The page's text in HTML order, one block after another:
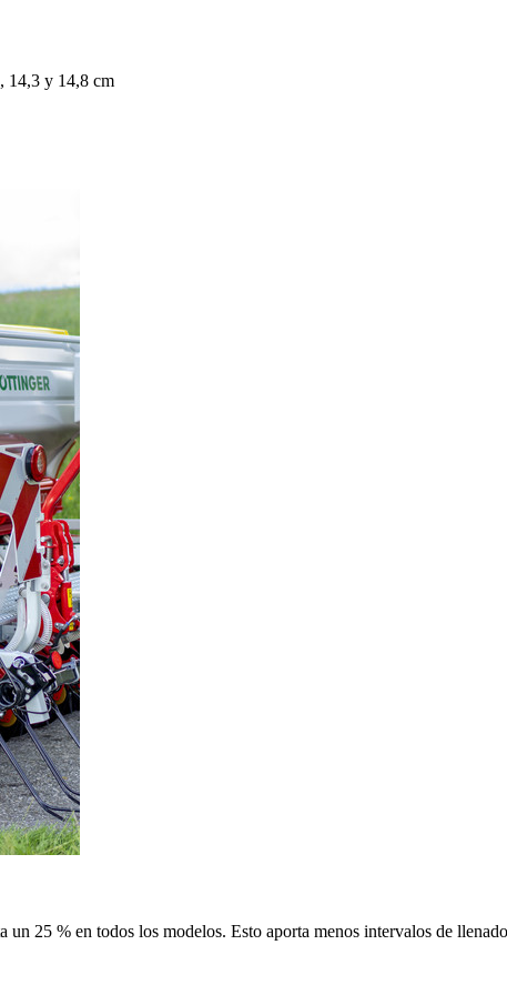
14,3 y 14,8 cm
25 % en todos los modelos. Esto aporta menos intervalos de